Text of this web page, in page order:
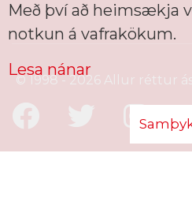
© 1998 - 2026 Allur réttur
Með því að heimsækja
notkun á vafrakökum.
Lesa nánar